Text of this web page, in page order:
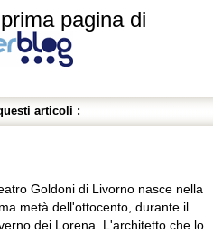
pagina di
articoli :
Goldoni di Livorno nasce nella
metà dell'ottocento, durante il
dei Lorena. L'architetto che lo